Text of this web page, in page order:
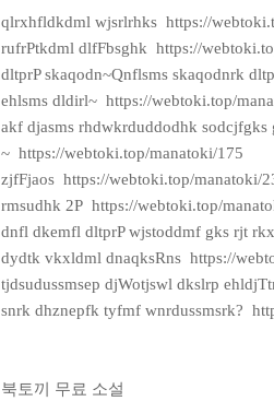
qlrxhfldkdml wjsrlrhks https://
rufrPtkdml dlfFbsghk https://
dltprP skaqodn~Qnflsms skaqodnrk
ehlsms dldirl~ https://webtoki.top/
akf djasms rhdwkrduddodhk
~ https://webtoki.top/manatoki/175
zjfFjaos https://webtoki.top/manatoki/
rmsudhk 2P https://webtoki.top/
dnfl dkemfl dltprP wjstoddmf gks rjt
dydtk vkxldml dnaqksRns https://
tjdsudussmsep djWotjswl dkslrp
snrk dhznepfk tyfmf wnrdussmsrk?
북토끼 무료 소설